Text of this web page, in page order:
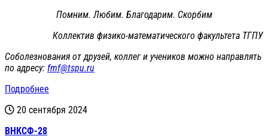
Помним. Любим. Благодарим. Скорбим
Коллектив физико-математического факультета ТГПУ
Соболезнования от друзей, коллег и учеников можно направлять
по адресу: fmf@tspu.ru
Подробнее
20 сентября 2024
ВНКСФ-28